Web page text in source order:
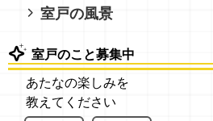
室戸の風景
室戸のこと募集中
あたなの楽しみを
教えてください